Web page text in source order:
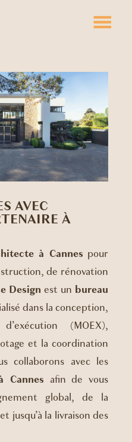
AVEC
À
à Cannes pour
de rénovation
Design est un bureau
dans la conception,
(MOEX),
et la coordination
collaborons avec les
Cannes afin de vous
global, de la
jusqu’à la livraison des